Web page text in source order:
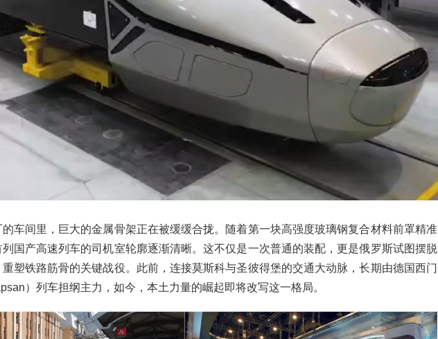
Video
车间里，巨大的金属骨架正在被缓缓合拢。随着第一块高强度玻璃钢复合材料前罩精准
国产高速列车的司机室轮廓逐渐清晰。这不仅是一次普通的装配，更是俄罗斯试图摆脱
塑铁路筋骨的关键战役。此前，连接莫斯科与圣彼得堡的交通大动脉，长期由德国西门
）列车担纲主力，如今，本土力量的崛起即将改写这一格局。